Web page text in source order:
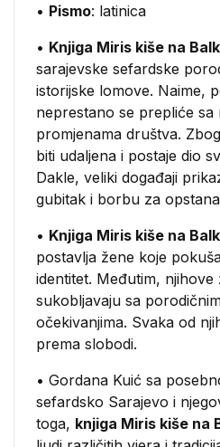
• Pismo: latinica
• Knjiga Miris kiše na
sarajevske sefardske
istorijske lomove. Naime,
neprestano se prepliće sa
promjenama društva.
biti udaljena i postaje dio
Dakle, veliki događaji
gubitak i borbu za
• Knjiga Miris kiše na
postavlja žene koje
identitet. Međutim, njihove
sukobljavaju sa
očekivanjima. Svaka od
prema slobodi.
• Gordana Kuić sa
sefardsko Sarajevo i
toga, knjiga Miris kiše na